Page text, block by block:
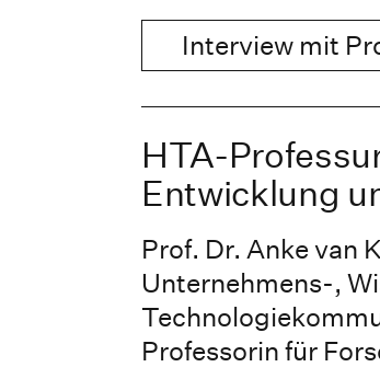
Interview mit
HTA-
Entwicklung
Prof. Dr. Anke van
Unternehmens-,
Professorin für